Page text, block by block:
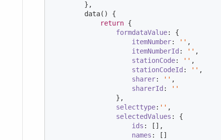
        },
        data() {
return {
formdataValue: {
itemNumber: '' ,
itemNumberId : '' ,
stationCode: '' ,
stationCodeId : '' ,
sharer: '' ,
sharerId :
''
                },
selecttype: '' ,
selectedValues : {
ids : [],
names : []